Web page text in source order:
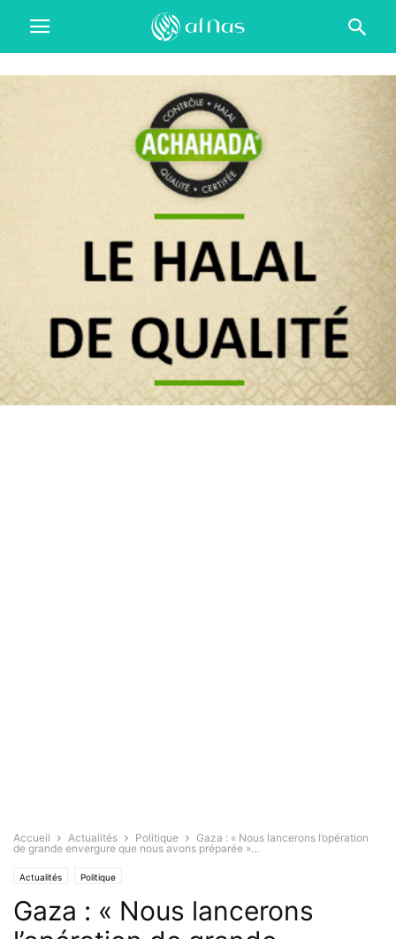
Accueil Actualités Politique
Gaza : « Nous lancerons l’opération
de grande envergure que nous avons préparée »...
Actualités Politique
Gaza : « Nous lancerons